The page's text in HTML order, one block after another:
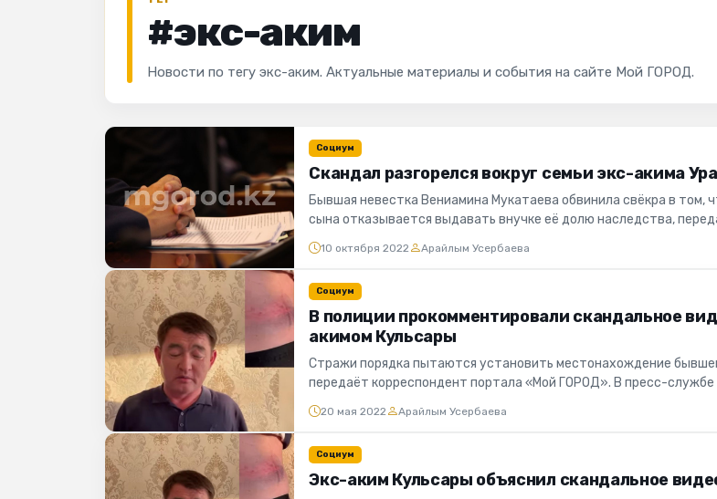
#экс-аким
Новости по тегу экс-аким. Актуальные материалы и события на сайте Мой ГОРОД.
Социум
Скандал разгорелся вокруг семьи экс-акима
Бывшая невестка Вениамина Мукатаева обвинила свёкра в том,
сына отказывается выдавать внучке её долю наследства,
ГОРОД». Иллюстра...
10 октября 2022 Арайлым Усербаева
Социум
В полиции прокомментировали скандальное
акимом Кульсары
Стражи порядка пытаются установить местонахождение
передаёт корреспондент портала «Мой ГОРОД». В пресс-
полиции Атырауской области с...
20 мая 2022 Арайлым Усербаева
Социум
Экс-аким Кульсары объяснил скандальное